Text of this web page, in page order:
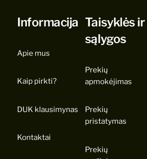
Informacija
Apie mus
Kaip pirkti?
DUK klausimynas
Kontaktai
Taisyklės ir
sąlygos
Prekių
apmokėjimas
Prekių
pristatymas
Prekių